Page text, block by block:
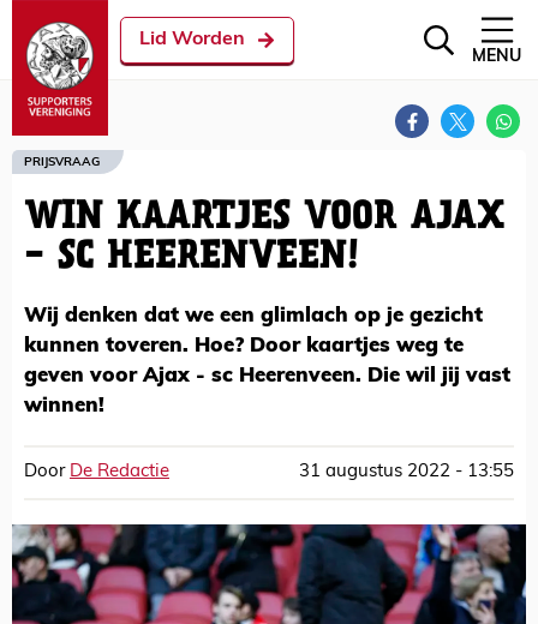
Lid Worden
MENU
PRIJSVRAAG
WIN KAARTJES VOOR AJAX
- SC HEERENVEEN!
Wij denken dat we een glimlach op je gezicht
kunnen toveren. Hoe? Door kaartjes weg te
geven voor Ajax - sc Heerenveen. Die wil jij vast
winnen!
Door De Redactie 31 augustus 2022 - 13:55